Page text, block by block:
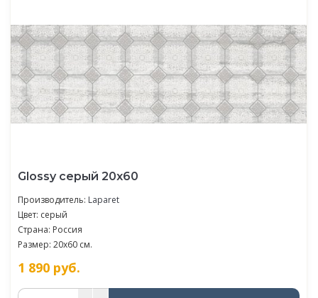
Glossy серый 20х60
Производитель: Laparet
Цвет: серый
Страна: Россия
Размер: 20x60 см.
1 890 руб.